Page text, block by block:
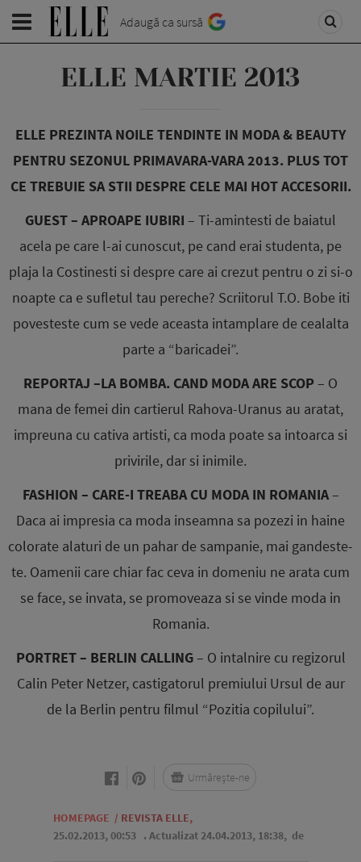
Adaugă ca sursă
ELLE MARTIE 2013
ELLE PREZINTA NOILE TENDINTE IN MODA & BEAUTY
PENTRU SEZONUL PRIMAVARA-VARA 2013. PLUS TOT
CE TREBUIE SA STII DESPRE CELE MAI HOT ACCESORII.
GUEST – APROAPE IUBIRI – Ti-amintesti de baiatul
acela pe care l-ai cunoscut, pe cand erai studenta, pe
plaja la Costinesti si despre care ai crezut pentru o zi si-o
noapte ca e sufletul tau pereche? Scriitorul T.O. Bobe iti
povesteste cum se vede aceasta intamplare de cealalta
parte a “baricadei”.
REPORTAJ –LA BOMBA. CAND MODA ARE SCOP– O
mana de femei din cartierul Rahova-Uranus au aratat,
impreuna cu cativa artisti, ca moda poate sa intoarca si
privirile, dar si inimile.
FASHION – CARE-I TREABA CU MODA IN ROMANIA–
Daca ai impresia ca moda inseamna sa pozezi in haine
colorate alaturi de un pahar de sampanie, mai gandeste-
te. Oamenii care chiar fac ceva in domeniu ne arata cum
se face, se invata, se promoveaza si se vinde moda in
Romania.
PORTRET – BERLIN CALLING– O intalnire cu regizorul
Calin Peter Netzer, castigatorul premiului Ursul de aur
de la Berlin pentru filmul “Pozitia copilului”.
HOMEPAGE / REVISTA ELLE,
25.02.2013, 00:53 . Actualizat 24.04.2013, 18:38, de
Urmărește-ne